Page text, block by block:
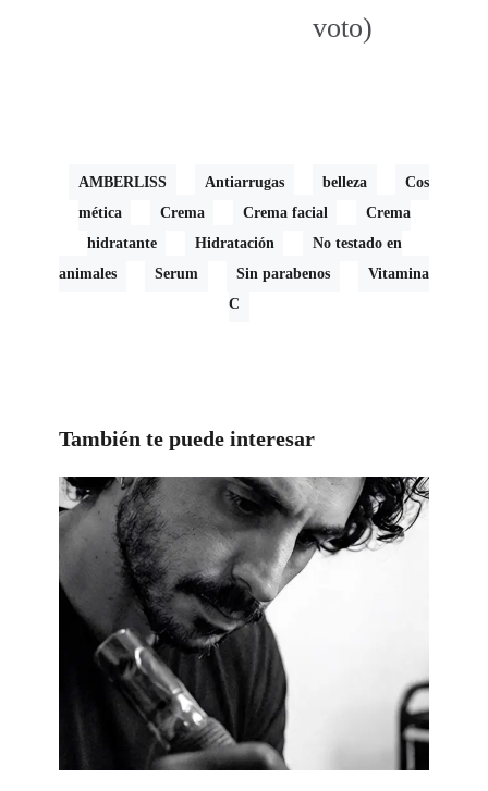
voto)
AMBERLISS Antiarrugas belleza
Cos
mética
Crema Crema facial
Crema
hidratante
Hidratación
No testado en
animales
Serum Sin parabenos
Vitamina
C
También te puede interesar